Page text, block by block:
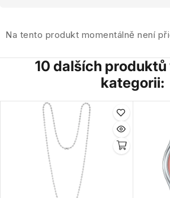
Na tento produkt momentálně není
10 dalších produktů
kategorii: